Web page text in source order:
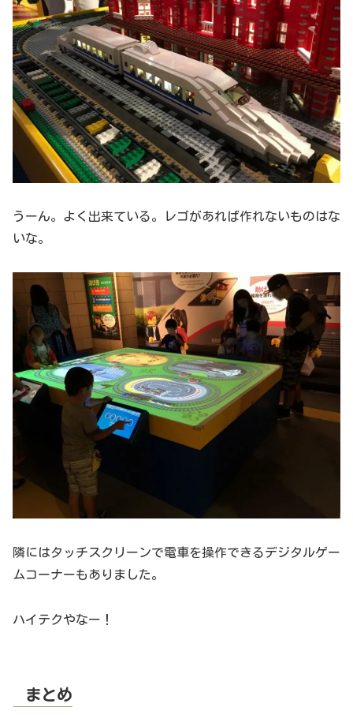
うーん。よく出来ている。レゴがあれば作れないものはな
いな。
隣にはタッチスクリーンで電車を操作できるデジタルゲー
ムコーナーもありました。
ハイテクやなー！
まとめ